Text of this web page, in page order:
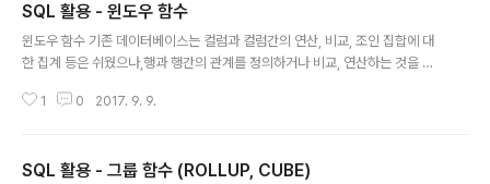
TNO in number, v_dname in varchar2, v_loc in varchar2, v_result
out varchar2)IScnt number := 0;BEGIN SEL..
SQL 활용 - 윈도우 함수
윈도우 함수 기존 데이터베이스는 컬럼과 컬럼간의 연산, 비교, 조인 집합에 대
한 집계 등은 쉬웠으나,행과 행간의 관계를 정의하거나 비교, 연산하는 것을 하
으로 해결이 되었다.select window_function (arguments) OVER ([part
212223242526272829303132333435363738394041424344
1 0 2017. 9. 9.
SQL 활용 - 그룹 함수 (ROLLUP, CUBE)